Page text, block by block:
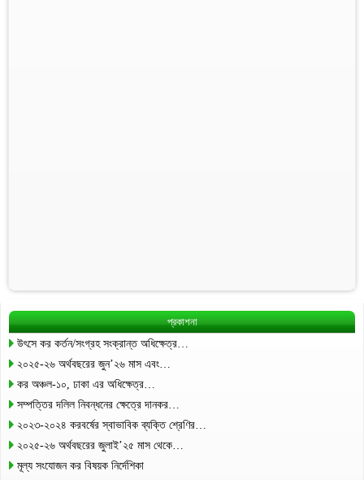
প্রকাশনা
উৎসে কর কর্তন/সংগ্রহ সংক্রান্ত অধিক্ষেত্র…
২০২৫-২৬ অর্থবছরের জুন’২৬ মাস এবং…
কর অঞ্চল-১০, ঢাকা এর অধিক্ষেত্র…
সম্পত্তির দলিল নিবন্ধনের ক্ষেত্রে দানকর…
২০২৩-২০২৪ করবর্ষের স্বাভাবিক ব্যক্তি শ্রেণির…
২০২৫-২৬ অর্থবছরের জুলাই’২৫ মাস থেকে…
মূল্য সংযোজন কর বিষয়ক নির্দেশিকা